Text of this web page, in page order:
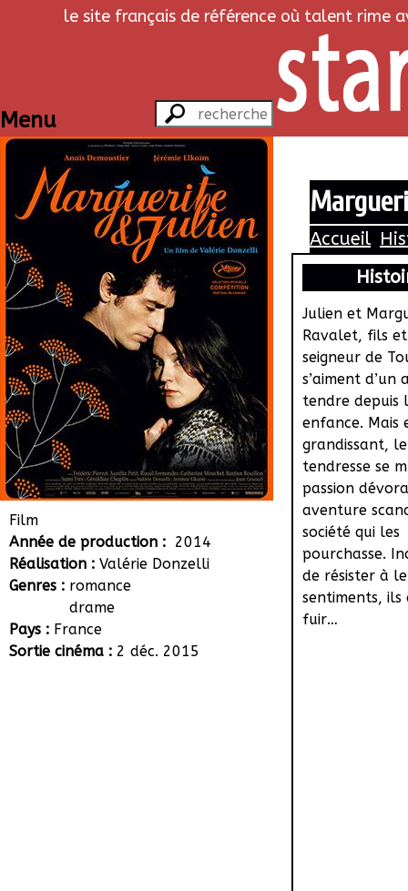
le site français de référence où talent rime
Menu
Film
Année de production : 2014
Réalisation : Valérie Donzelli
Genres : romance
drame
Pays : France
Sortie cinéma : 2 déc. 2015
Accueil
Julien et
Ravalet, fils
seigneur de
s’aiment d’un
tendre depuis
enfance. Mais
grandissant,
tendresse se
passion
aventure
société qui les
pourchasse.
de résister à
sentiments, ils
fuir…